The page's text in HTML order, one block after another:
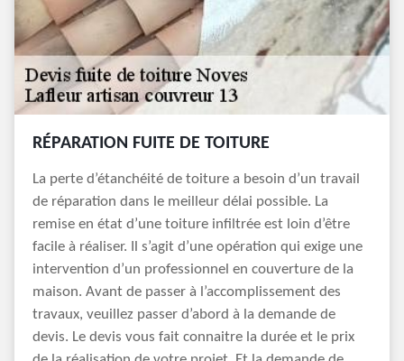
RÉPARATION FUITE DE TOITURE
La perte d’étanchéité de toiture a besoin d’un travail
de réparation dans le meilleur délai possible. La
remise en état d’une toiture infiltrée est loin d’être
facile à réaliser. Il s’agit d’une opération qui exige une
intervention d’un professionnel en couverture de la
maison. Avant de passer à l’accomplissement des
travaux, veuillez passer d’abord à la demande de
devis. Le devis vous fait connaitre la durée et le prix